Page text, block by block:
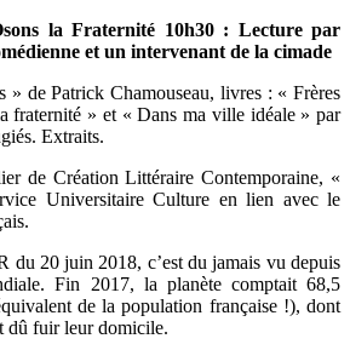
la Fraternité 10h30 : Lecture par
et un intervenant de la cimade
» de Patrick Chamouseau, livres : « Frères
fraternité » et « Dans ma ville idéale » par
Extraits.
de Création Littéraire Contemporaine, «
Universitaire Culture en lien avec le
du 20 juin 2018, c’est du jamais vu depuis
Fin 2017, la planète comptait 68,5
de la population française !), dont
dû fuir leur domicile.